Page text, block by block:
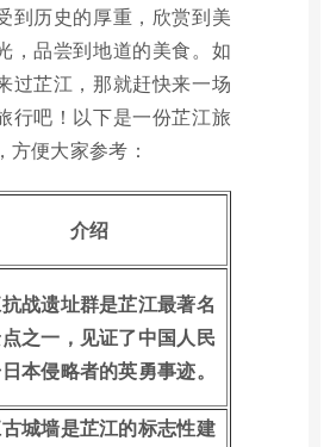
到历史的厚重，欣赏到美
，品尝到地道的美食。如
过芷江，那就赶快来一场
行吧！以下是一份芷江旅
方便大家参考：
介绍
战遗址群是芷江最著名
之一，见证了中国人民
本侵略者的英勇事迹。
城墙是芷江的标志性建